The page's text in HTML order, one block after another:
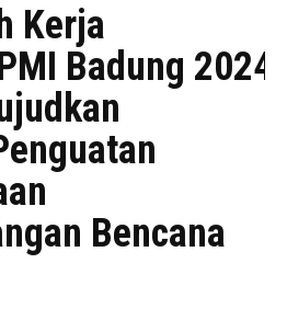
Kerja
Badung 2024:
Bencana